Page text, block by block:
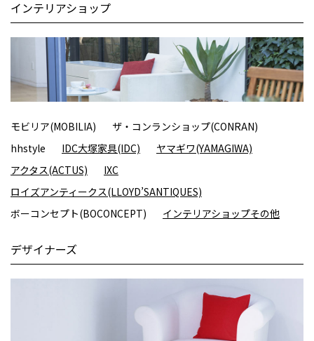
インテリアショップ
モビリア(MOBILIA)
ザ・コンランショップ(CONRAN)
hhstyle
IDC大塚家具(IDC)
ヤマギワ(YAMAGIWA)
アクタス(ACTUS)
IXC
ロイズアンティークス(LLOYD’SANTIQUES)
ボーコンセプト(BOCONCEPT)
インテリアショップその他
デザイナーズ